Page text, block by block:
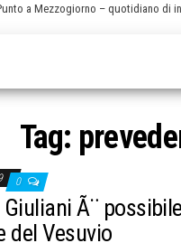
a Mezzogiorno – quotidiano di
Tag:
0
Ã¨
del Vesuvio